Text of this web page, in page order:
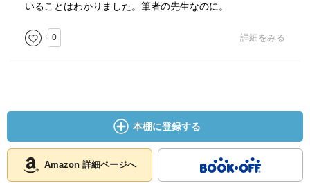
いることはわかりました。筆者の先生なのに。
0 詳細をみる
本棚に登録する
Amazon 詳細ページへ